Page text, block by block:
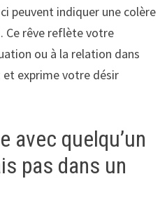
peuvent indiquer une colère
Ce rêve reflète votre
ou à la relation dans
et exprime votre désir
avec quelqu’un
pas dans un